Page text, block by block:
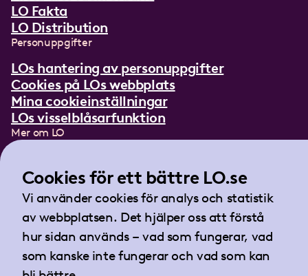
LO Fakta
LO Distribution
Personuppgifter
LOs hantering av personuppgifter
Cookies på LOs webbplats
Mina cookieinställningar
LOs visselblåsarfunktion
Mer om LO
Lättläst om LO
Teckenspråksfilm
Tidningen Arbetet
Landsorganisationen i Sverige
Barnhusgatan 18
105 53 Stockholm
Cookies för ett bättre LO.se
Vi använder cookies för analys och statistik
av webbplatsen. Det hjälper oss att förstå
hur sidan används – vad som fungerar, vad
som kanske inte fungerar och vad som kan